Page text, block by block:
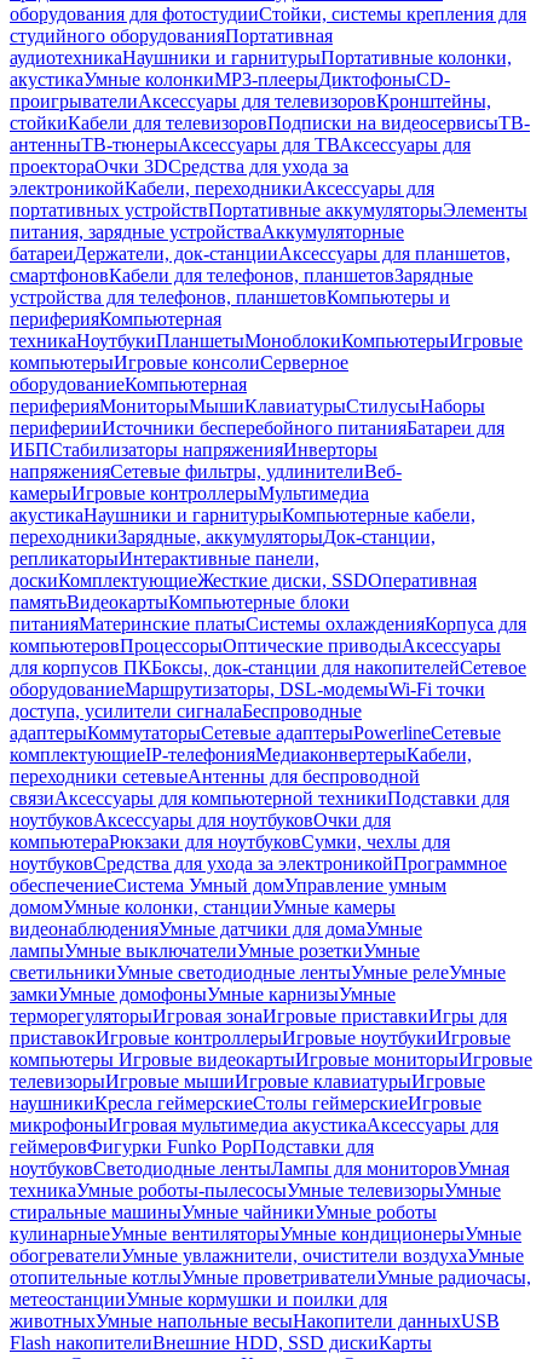
оборудования для фотостудииСтойки, системы крепления для
студийного оборудованияПортативная
аудиотехникаНаушники и гарнитурыПортативные колонки,
акустикаУмные колонкиMP3-плеерыДиктофоныCD-
проигрывателиАксессуары для телевизоровКронштейны,
стойкиКабели для телевизоровПодписки на видеосервисыТВ-
антенныТВ-тюнерыАксессуары для ТВАксессуары для
проектораОчки 3DСредства для ухода за
электроникойКабели, переходникиАксессуары для
портативных устройствПортативные аккумуляторыЭлементы
питания, зарядные устройстваАккумуляторные
батареиДержатели, док-станцииАксессуары для планшетов,
смартфоновКабели для телефонов, планшетовЗарядные
устройства для телефонов, планшетовКомпьютеры и
периферияКомпьютерная
техникаНоутбукиПланшетыМоноблокиКомпьютерыИгровые
компьютерыИгровые консолиСерверное
оборудованиеКомпьютерная
периферияМониторыМышиКлавиатурыСтилусыНаборы
периферииИсточники бесперебойного питанияБатареи для
ИБПСтабилизаторы напряженияИнверторы
напряженияСетевые фильтры, удлинителиВеб-
камерыИгровые контроллерыМультимедиа
акустикаНаушники и гарнитурыКомпьютерные кабели,
переходникиЗарядные, аккумуляторыДок-станции,
репликаторыИнтерактивные панели,
доскиКомплектующиеЖесткие диски, SSDОперативная
памятьВидеокартыКомпьютерные блоки
питанияМатеринские платыСистемы охлажденияКорпуса для
компьютеровПроцессорыОптические приводыАксессуары
для корпусов ПКБоксы, док-станции для накопителейСетевое
оборудованиеМаршрутизаторы, DSL-модемыWi-Fi точки
доступа, усилители сигналаБеспроводные
адаптерыКоммутаторыСетевые адаптерыPowerlineСетевые
комплектующиеIP-телефонияМедиаконвертерыКабели,
переходники сетевыеАнтенны для беспроводной
связиАксессуары для компьютерной техникиПодставки для
ноутбуковАксессуары для ноутбуковОчки для
компьютераРюкзаки для ноутбуковСумки, чехлы для
ноутбуковСредства для ухода за электроникойПрограммное
обеспечениеСистема Умный домУправление умным
домомУмные колонки, станцииУмные камеры
видеонаблюденияУмные датчики для домаУмные
лампыУмные выключателиУмные розеткиУмные
светильникиУмные светодиодные лентыУмные релеУмные
замкиУмные домофоныУмные карнизыУмные
терморегуляторыИгровая зонаИгровые приставкиИгры для
приставокИгровые контроллерыИгровые ноутбукиИгровые
компьютеры Игровые видеокартыИгровые мониторыИгровые
телевизорыИгровые мышиИгровые клавиатурыИгровые
наушникиКресла геймерскиеСтолы геймерскиеИгровые
микрофоныИгровая мультимедиа акустикаАксессуары для
геймеровФигурки Funko PopПодставки для
ноутбуковСветодиодные лентыЛампы для мониторовУмная
техникаУмные роботы-пылесосыУмные телевизорыУмные
стиральные машиныУмные чайникиУмные роботы
кулинарныеУмные вентиляторыУмные кондиционерыУмные
обогревателиУмные увлажнители, очистители воздухаУмные
отопительные котлыУмные проветривателиУмные радиочасы,
метеостанцииУмные кормушки и поилки для
животныхУмные напольные весыНакопители данныхUSB
Flash накопителиВнешние HDD, SSD дискиКарты